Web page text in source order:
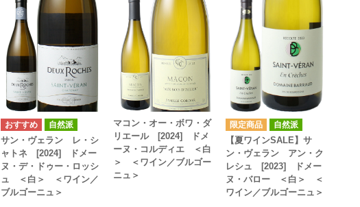
自然派
サン・ヴェラン レ・シ
ャトネ [2024] ドメー
ヌ・デ・ドゥー・ロッシ
ュ ＜白＞ ＜ワイン／
ブルゴーニュ＞
マコン・オー・ボワ・ダ
リエール [2024] ドメ
ーヌ・コルディエ ＜白
＞ ＜ワイン／ブルゴー
ニュ＞
自然派
【夏ワインSALE】サ
ン・ヴェラン アン・ク
レシュ [2023] ドメー
ヌ・バロー ＜白＞ ＜
ワイン／ブルゴーニュ＞